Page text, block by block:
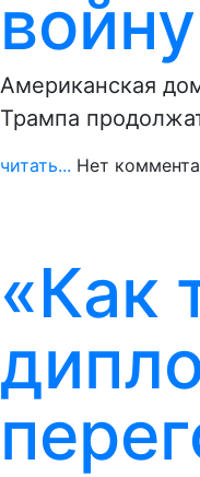
Американская
Трампа
читать... Нет
«Как